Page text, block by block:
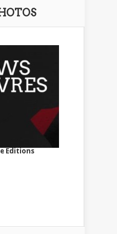
Editions